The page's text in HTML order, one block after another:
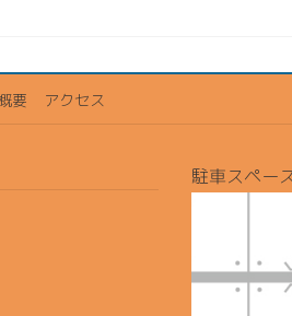
要 アクセス
駐車スペー